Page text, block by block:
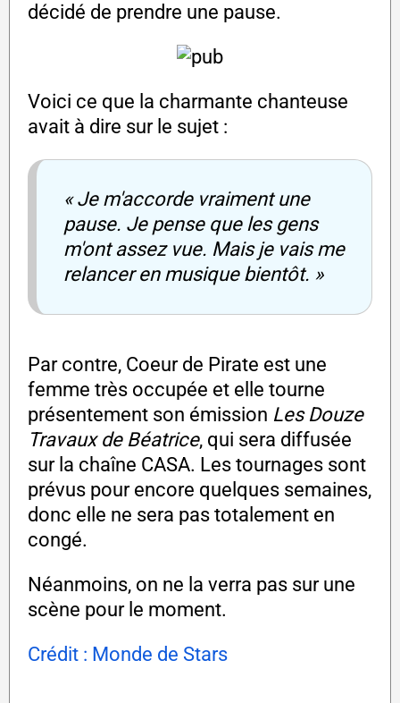
décidé de prendre une pause.
Voici ce que la charmante chanteuse
avait à dire sur le sujet :
« Je m'accorde vraiment une
pause. Je pense que les gens
m'ont assez vue. Mais je vais me
relancer en musique bientôt. »
Par contre, Coeur de Pirate est une
femme très occupée et elle tourne
présentement son émission Les Douze
Travaux de Béatrice, qui sera diffusée
sur la chaîne CASA. Les tournages sont
prévus pour encore quelques semaines,
donc elle ne sera pas totalement en
congé.
Néanmoins, on ne la verra pas sur une
scène pour le moment.
Crédit : Monde de Stars